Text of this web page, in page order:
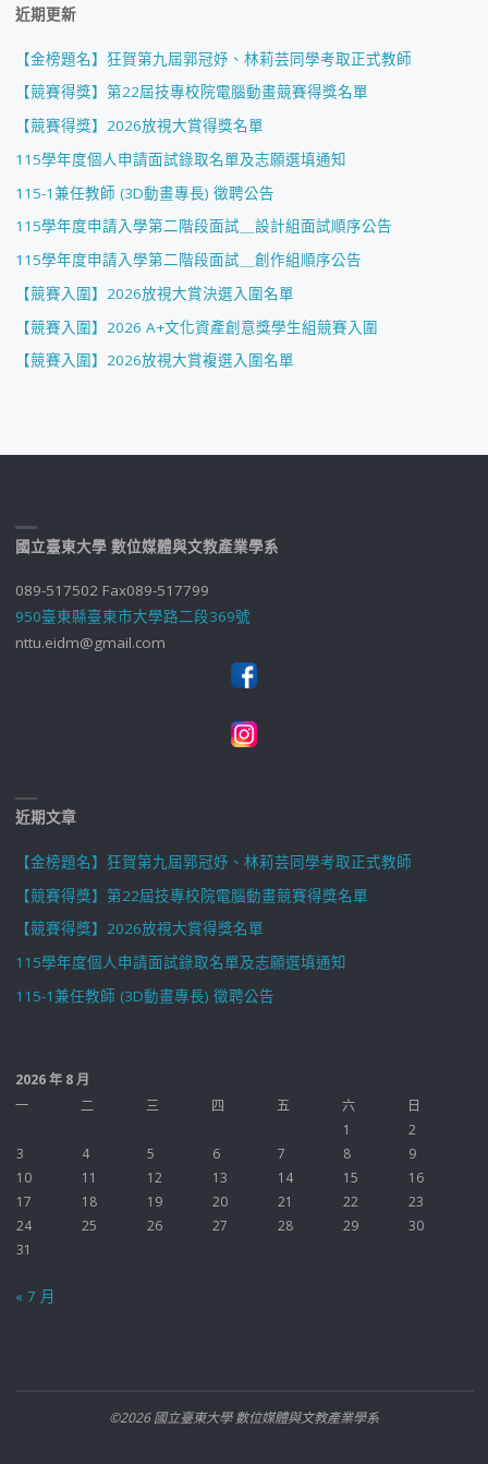
近期更新
【金榜題名】狂賀第九屆郭冠妤、林莉芸同學考取正式教師
【競賽得獎】第22屆技專校院電腦動畫競賽得獎名單
【競賽得獎】2026放視大賞得獎名單
115學年度個人申請面試錄取名單及志願選填通知
115-1兼任教師 (3D動畫專長) 徵聘公告
115學年度申請入學第二階段面試＿設計組面試順序公告
115學年度申請入學第二階段面試＿創作組順序公告
【競賽入圍】2026放視大賞決選入圍名單
【競賽入圍】2026 A+文化資產創意獎學生組競賽入圍
【競賽入圍】2026放視大賞複選入圍名單
國立臺東大學 數位媒體與文教產業學系
089-517502 Fax089-517799
950臺東縣臺東市大學路二段369號
nttu.eidm@gmail.com
近期文章
【金榜題名】狂賀第九屆郭冠妤、林莉芸同學考取正式教師
【競賽得獎】第22屆技專校院電腦動畫競賽得獎名單
【競賽得獎】2026放視大賞得獎名單
115學年度個人申請面試錄取名單及志願選填通知
115-1兼任教師 (3D動畫專長) 徵聘公告
2026 年 8 月
一
二 三 四 五 六
日
1
2
3
4 5 6 7 8
9
10
11 12 13 14 15
16
17
18 19 20 21 22
23
24
25 26 27 28 29
30
31
« 7 月
©2026 國立臺東大學 數位媒體與文教產業學系